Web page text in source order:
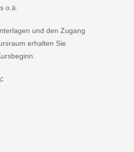
o.ä.
und den Zugang
erhalten Sie